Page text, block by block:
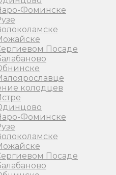
Фоминске
Посаде
колодцев
Фоминске
Посаде